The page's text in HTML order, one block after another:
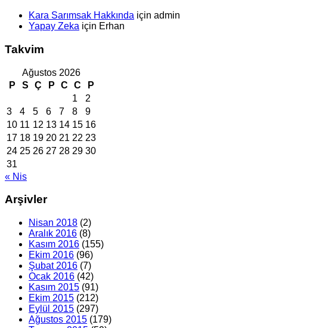
Kara Sarımsak Hakkında için admin
Yapay Zeka için Erhan
Takvim
Ağustos 2026
P
S Ç P C C
P
1
2
3
4 5 6 7 8
9
10 11 12 13 14 15 16
17 18 19 20 21 22 23
24 25 26 27 28 29 30
31
« Nis
Arşivler
Nisan 2018 (2)
Aralık 2016 (8)
Kasım 2016 (155)
Ekim 2016 (96)
Şubat 2016 (7)
Ocak 2016 (42)
Kasım 2015 (91)
Ekim 2015 (212)
Eylül 2015 (297)
Ağustos 2015 (179)